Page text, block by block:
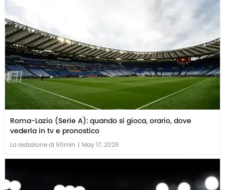
Roma-Lazio (Serie A): quando si gioca, orario, dove
vederla in tv e pronostico
La redazione di 90min | May 17, 2026